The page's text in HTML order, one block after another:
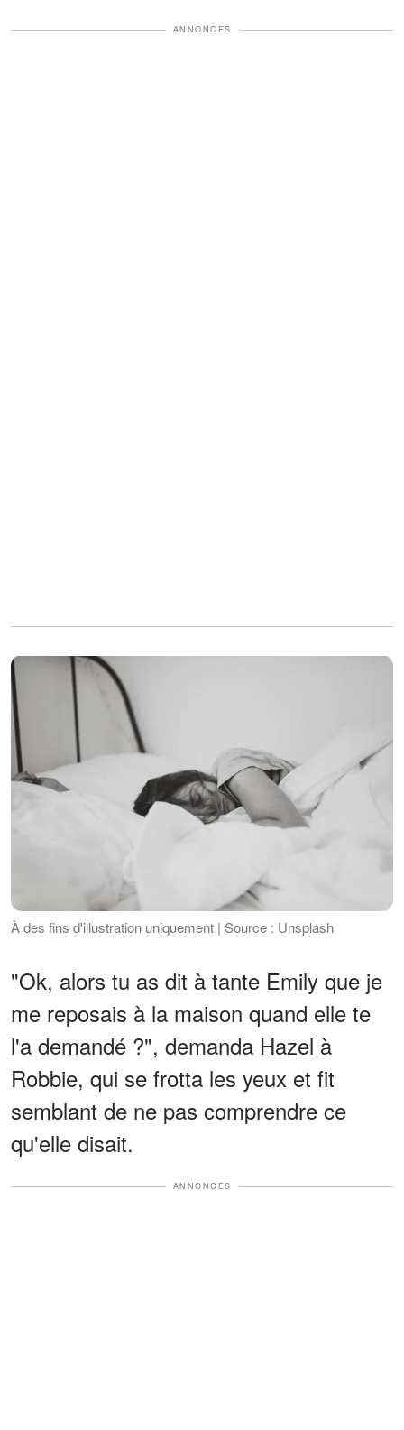
ANNONCES
À des fins d'illustration uniquement | Source : Unsplash
"Ok, alors tu as dit à tante Emily que je
me reposais à la maison quand elle te
l'a demandé ?", demanda Hazel à
Robbie, qui se frotta les yeux et fit
semblant de ne pas comprendre ce
qu'elle disait.
ANNONCES